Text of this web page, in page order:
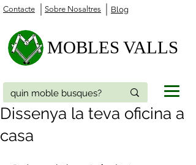
Contacte Blog
Sobre Nosaltres
MOBLES VALLS
Dissenya la teva oficina a
casa